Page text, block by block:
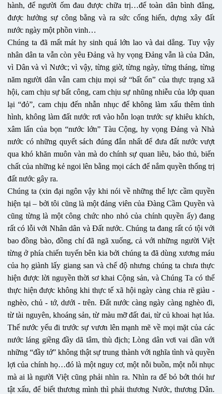
hành, để người ốm đau được chữa trị…để toàn dân bình đẳng,
được hưởng sự công bằng và ra sức cống hiến, dựng xây đất
nước ngày một phồn vinh…
Chúng ta đã mất mát hy sinh quá lớn lao và dai dẳng. Tuy vậy
nhân dân ta vẫn còn yêu Đảng và hy vọng Đảng vẫn là của Dân,
vì Dân và vì Nước; vì vậy, từng giờ, từng ngày, từng tháng, từng
năm người dân vẫn cam chịu mọi sứ “bất ổn” của thực trạng xã
hội, cam chịu sự bất công, cam chịu sự nhũng nhiễu của lớp quan
lại “đỏ”, cam chịu đến nhẫn nhục để không làm xấu thêm tình
hình, không làm đất nước rơi vào hỗn loạn trước sự khiêu khích,
xâm lấn của bọn “nước lớn” Tàu Cộng, hy vọng Đảng và Nhà
nước có những quyết sách đúng đắn nhất để đưa đất nước vượt
qua khó khăn muôn vàn mà do chính sự quan liêu, bảo thủ, biến
chất của những kẻ ngoi lên bằng mọi cách để nắm quyền thống trị
đất nước gây ra.
Chúng ta (xin đại ngôn vậy khi nói về những thế lực cầm quyền
hiện tại – bởi tôi cũng là một đảng viên của Đàng Cầm Quyền và
cũng từng là một công chức nho nhỏ của chính quyền ấy) đang
rất có lỗi với Nhân dân và Đất nước. Chúng ta đang rất có tội với
bao đồng bào, đồng chí đã ngã xuống, cả với những người Việt
từng ở phía chiến tuyến bên kia bởi chúng ta đã dùng xương máu
của họ giành lấy giang san và chế độ nhưng chúng ta chưa thực
hiện được lời nguyền thời sơ khai Cộng sản, và Chúng Ta có thể
thực hiện được không khi thực tế xã hội ngày càng chia rẽ giàu -
nghèo, chủ - tớ, dưới - trên. Đất nước càng ngày càng nghèo đi,
từ tài nguyên, khoáng sản, từ màu mỡ đất đai, từ củ khoai hạt lúa.
Thế nước yếu đi trước sự vươn lên mạnh mẽ về mọi mặt của các
nước láng giềng đầy dã tâm, thù địch; Lòng dân vơi vai dần với
những “đầy tớ” không thật sự trung thành với nghĩa tình và quyền
lợi của chính họ…đó là một nguy cơ, một nỗi buồn, một nỗi nhục
mà ai là người Việt cũng phải nhìn ra. Nhìn ra để bỏ bớt thói hư
tật xấu, để biết thương mình thì phải thương Nước, thương Dân.